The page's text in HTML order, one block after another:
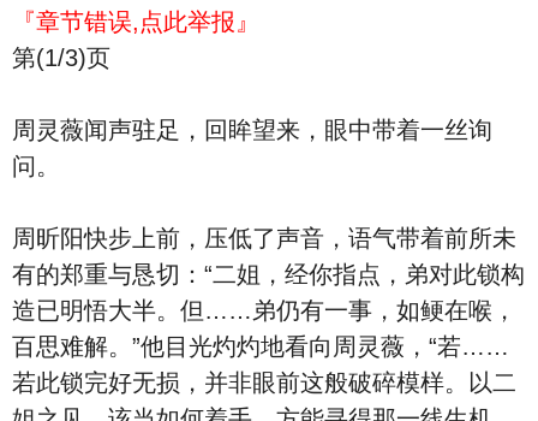
『章节错误,点此举报』
第(1/3)页
周灵薇闻声驻足，回眸望来，眼中带着一丝询
问。
周昕阳快步上前，压低了声音，语气带着前所未
有的郑重与恳切：“二姐，经你指点，弟对此锁构
造已明悟大半。但……弟仍有一事，如鲠在喉，
百思难解。”他目光灼灼地看向周灵薇，“若……
若此锁完好无损，并非眼前这般破碎模样。以二